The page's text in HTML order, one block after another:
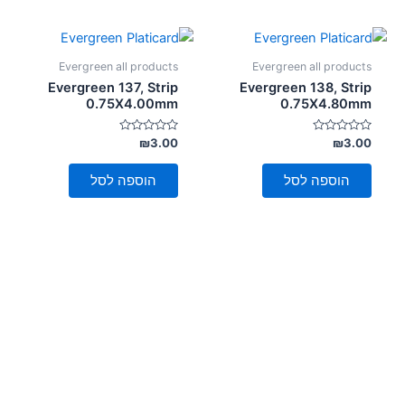
Evergreen all products
Evergreen 138, Strip
0.75X4.80mm
דורג
0
מתוך
₪3.00
הוספה לסל
Evergreen all products
Evergreen 137, Strip
0.75X4.00mm
דורג
0
מתוך
₪3.00
הוספה לסל